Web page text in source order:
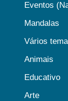
Eventos
Mandalas
Vários
Animais
Educativo
Arte